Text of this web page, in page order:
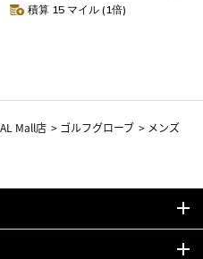
積算 15 マイル (1倍)
Mall店 > ゴルフグローブ > メンズ